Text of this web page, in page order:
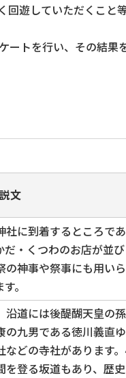
回遊していただくこと
ートを行い、その結果
文
に到着するところで
・くつわのお店が並
神事や祭事にも用い
。
道には後醍醐天皇の
九男である徳川義直
どの寺社があります
登る坂道もあり、歴